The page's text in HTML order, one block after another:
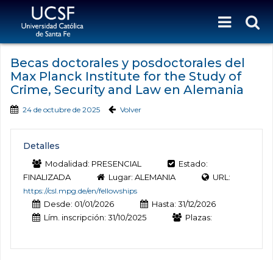
Becas doctorales y posdoctorales del
Max Planck Institute for the Study of
Crime, Security and Law en Alemania
24 de octubre de 2025 Volver
Detalles
Modalidad: PRESENCIAL
Estado:
FINALIZADA
Lugar: ALEMANIA URL:
https://csl.mpg.de/en/fellowships
Desde: 01/01/2026
Hasta: 31/12/2026
Lím. inscripción: 31/10/2025
Plazas: